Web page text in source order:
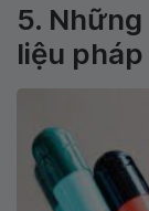
5.
liệu